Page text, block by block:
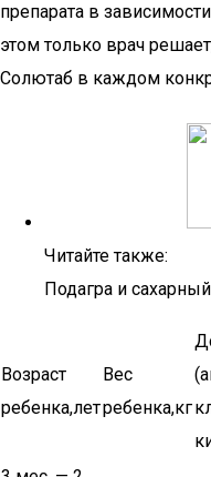
препарата в
этом только врач
Солютаб в каждом
Читайте также:
Подагра и
Возраст
ребенка,лет
Вес
ребенка,кг